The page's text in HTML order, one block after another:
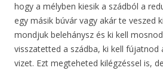
hogy a mélyben kiesik a szádból a
egy másik búvár vagy akár te veszed
mondjuk belehánysz és ki kell
visszatetted a szádba, ki kell fújatnod
vizet. Ezt megteheted kilégzéssel is,